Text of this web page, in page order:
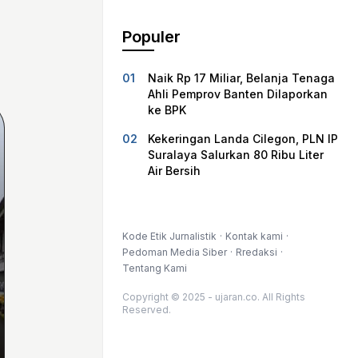
Populer
Naik Rp 17 Miliar, Belanja Tenaga
Ahli Pemprov Banten Dilaporkan
ke BPK
Kekeringan Landa Cilegon, PLN IP
Suralaya Salurkan 80 Ribu Liter
Air Bersih
Kode Etik Jurnalistik
Kontak kami
Pedoman Media Siber
Rredaksi
Tentang Kami
Copyright © 2025 - ujaran.co. All Rights
Reserved.